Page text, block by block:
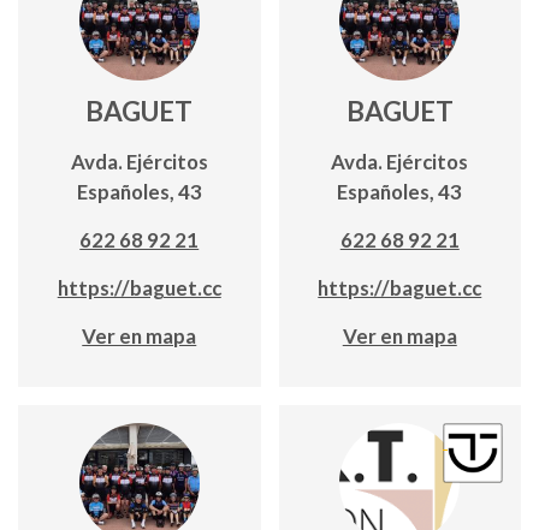
BAGUET
Avda. Ejércitos
Españoles, 43
622 68 92 21
https://baguet.cc
Ver en mapa
BAGUET
Avda. Ejércitos
Españoles, 43
622 68 92 21
https://baguet.cc
Ver en mapa